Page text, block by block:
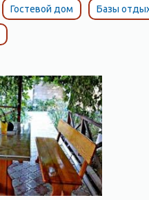
Гостевой дом Базы